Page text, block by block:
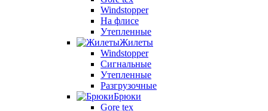
Windstopper
На флисе
Утепленные
Жилеты
Windstopper
Сигнальные
Утепленные
Разгрузочные
Брюки
Gore tex